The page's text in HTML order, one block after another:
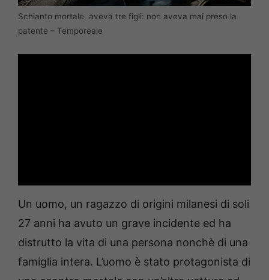
Schianto mortale, aveva tre figli: non aveva mai preso la
patente – Temporeale
Un uomo, un ragazzo di origini milanesi di soli
27 anni ha avuto un grave incidente ed ha
distrutto la vita di una persona nonchè di una
famiglia intera. L’uomo è stato protagonista di